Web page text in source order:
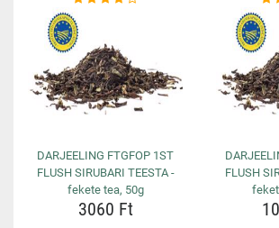
DARJEELING FTGFOP 1ST
FLUSH SIRUBARI TEESTA -
fekete tea, 50g
3060 Ft
FLUSH